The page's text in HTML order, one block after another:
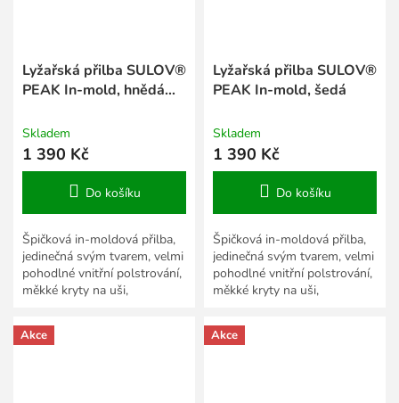
Lyžařská přilba SULOV®
PEAK In-mold, hnědá
Skladem
1 390 Kč
Do košíku
Špičková in-moldová přilba,
jedinečná svým tvarem, velmi
pohodlné vnitřní polstrování,
měkké kryty na uši,
se síťkami proti...
Lyžařská přilba SULOV®
PEAK In-mold, šedá
Skladem
1 390 Kč
Do košíku
Špičková in-moldová přilba,
jedinečná svým tvarem, velmi
pohodlné vnitřní polstrování,
měkké kryty na uši,
se síťkami proti...
Akce Akce